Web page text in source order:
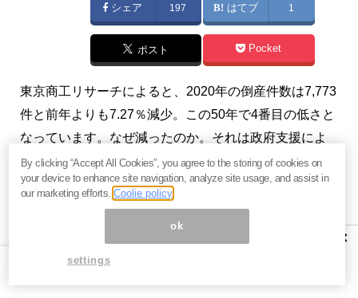
シェア 197 はてブ 1
ポスト Pocket
東京商工リサーチによると、2020年の倒産件数は7,773
件と前年よりも7.27％減少。この50年で4番目の低さと
なっています。なぜ減ったのか。それは政府支援によ
り延命したゾンビ企業が増えたからで、「息切れ倒
産」が2021年に激増することを示唆しています。
らぽーる・マガジン』原彰宏）
【関連】若者こそ知るべき日本会議と菅内閣の関係。
×
By clicking “Accept All Cookies”, you agree to the storing of cookies on
your device to enhance site navigation, analyze site usage, and assist in
our marketing efforts.Coolie policy
ok
settings